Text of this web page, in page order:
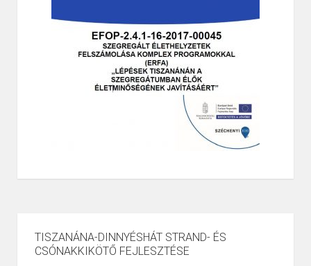
TISZANÁNA-DINNYÉSHÁT STRAND- ÉS
CSÓNAKKIKÖTŐ FEJLESZTÉSE